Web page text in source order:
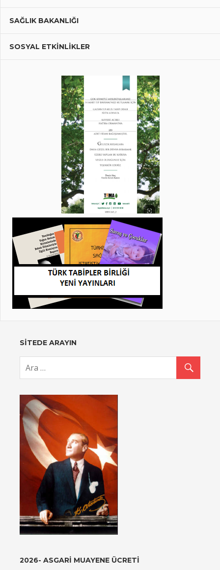
SAĞLIK BAKANLIĞI
SOSYAL ETKİNLİKLER
SİTEDE ARAYIN
2026- ASGARI MUAYENE ÜCRETI